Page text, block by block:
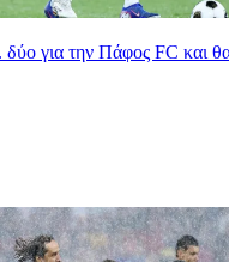
για την Πάφος FC και